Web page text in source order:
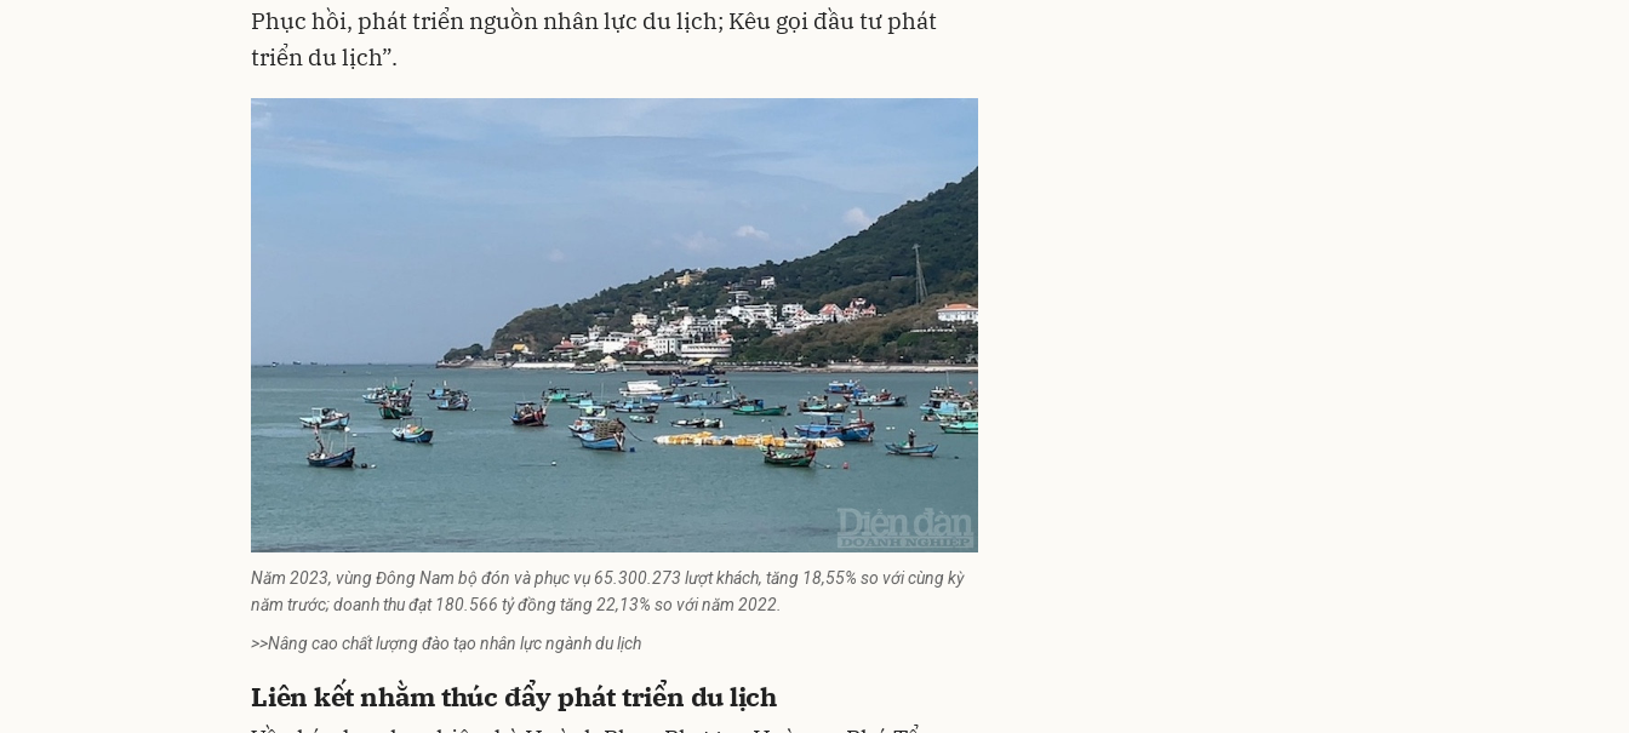
Phục hồi, phát triển nguồn nhân lực du lịch; Kêu gọi đầu tư phát
triển du lịch”.
Năm 2023, vùng Đông Nam bộ đón và phục vụ 65.300.273 lượt khách, tăng 18,55% so với cùng kỳ
năm trước; doanh thu đạt 180.566 tỷ đồng tăng 22,13% so với năm 2022.
>>Nâng cao chất lượng đào tạo nhân lực ngành du lịch
Liên kết nhằm thúc đẩy phát triển du lịch